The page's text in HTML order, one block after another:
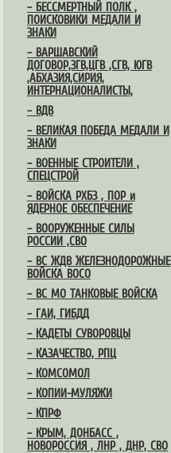
– БЕССМЕРТНЫЙ ПОЛК ,
ПОИСКОВИКИ МЕДАЛИ И
ЗНАКИ
– ВАРШАВСКИЙ
ДОГОВОР,ЗГВ,ЦГВ ,СГВ, ЮГВ
,АБХАЗИЯ,СИРИЯ,
ИНТЕРНАЦИОНАЛИСТЫ,
– ВДВ
– ВЕЛИКАЯ ПОБЕДА МЕДАЛИ И
ЗНАКИ
– ВОЕННЫЕ СТРОИТЕЛИ ,
СПЕЦСТРОЙ
– ВОЙСКА РХБЗ , ПОР и
ЯДЕРНОЕ ОБЕСПЕЧЕНИЕ
– ВООРУЖЕННЫЕ СИЛЫ
РОССИИ ,СВО
– ВС ЖДВ ЖЕЛЕЗНОДОРОЖНЫЕ
ВОЙСКА ВОСО
– ВС МО ТАНКОВЫЕ ВОЙСКА
– ГАИ, ГИБДД
– КАДЕТЫ СУВОРОВЦЫ
– КАЗАЧЕСТВО, РПЦ
– КОМСОМОЛ
– КОПИИ-МУЛЯЖИ
– КПРФ
– КРЫМ, ДОНБАСС ,
НОВОРОССИЯ , ЛНР , ДНР, СВО